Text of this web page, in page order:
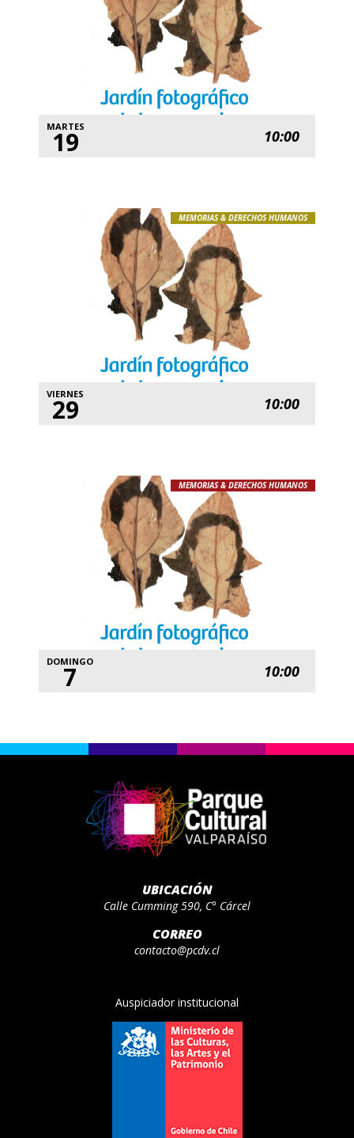
MARTES
19 10:00
MEMORIAS & DERECHOS HUMANOS
VIERNES
29 10:00
MEMORIAS & DERECHOS HUMANOS
DOMINGO
7 10:00
UBICACIÓN
Calle Cumming 590, C° Cárcel
CORREO
contacto@pcdv.cl
Auspiciador institucional